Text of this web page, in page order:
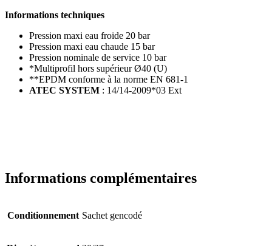
Informations techniques
Pression maxi eau froide 20 bar
Pression maxi eau chaude 15 bar
Pression nominale de service 10 bar
*Multiprofil hors supérieur Ø40 (U)
**EPDM conforme à la norme EN 681-1
ATEC SYSTEM : 14/14-2009*03 Ext
Informations complémentaires
Conditionnement Sachet gencodé